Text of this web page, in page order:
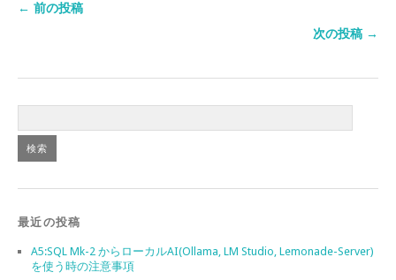
← 前の投稿
次の投稿 →
最近の投稿
A5:SQL Mk-2 からローカルAI(Ollama, LM Studio, Lemonade-Server)
を使う時の注意事項